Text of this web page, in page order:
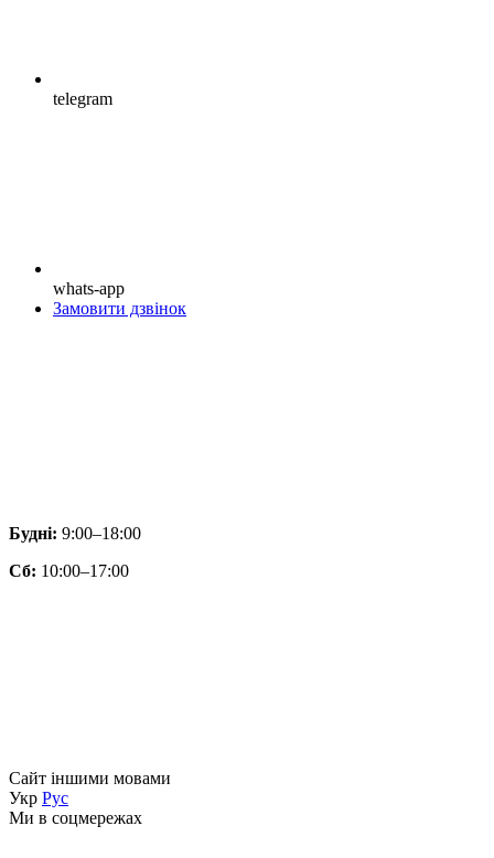
telegram
whats-app
Замовити дзвінок
Будні: 9:00–18:00
Сб: 10:00–17:00
Сайт іншими мовами
Укр Рус
Ми в соцмережах